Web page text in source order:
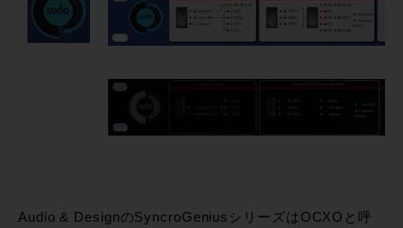
Audio & DesignのSyncroGeniusシリーズはOCXOと呼